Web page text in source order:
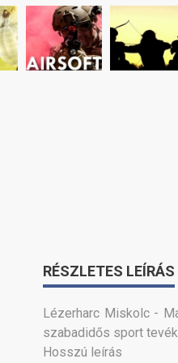
RÉSZLETES LEÍRÁS
Lézerharc Miskolc -
szabadidős sport
Hosszú leírás